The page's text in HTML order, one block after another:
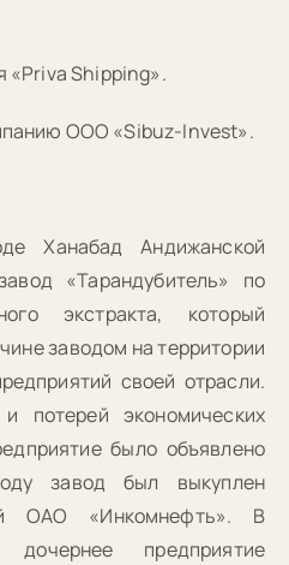
«Priva Shipping».
ООО «Sibuz-Invest».
Ханабад Андижанской
«Тарандубитель» по
экстракта, который
заводом на территории
своей отрасли.
потерей экономических
было объявлено
завод был выкуплен
ОАО «Инкомнефть». В
предприятие